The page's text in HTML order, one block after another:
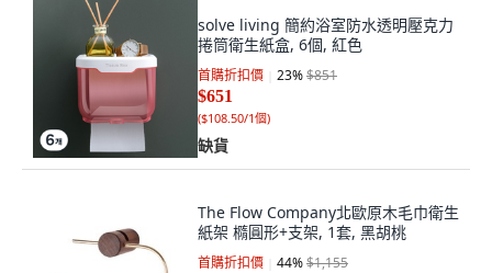
solve living 簡約浴室防水透明壓克力
捲筒衛生紙盒, 6個, 紅色
首購折扣價 23%$851
$651
($108.50/1個)
缺貨
The Flow Company北歐原木毛巾衛生
紙架 橢圓形+支架, 1套, 黑胡桃
首購折扣價 44%$1,155